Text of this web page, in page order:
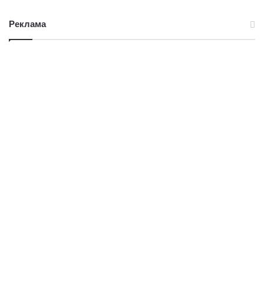
Реклама